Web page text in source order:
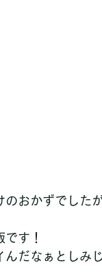
のおかずでした
す！
だなぁとしみ